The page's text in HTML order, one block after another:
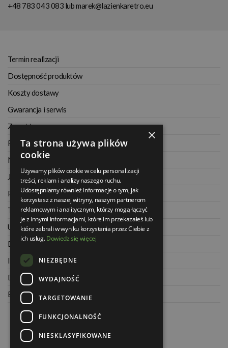
+48 783 043 083 lubmarek@lazienkaretro.eu
Termin realizacji
Dostępność produktów
Koszty dostawy
Gwarancja i serwis
Zwrot towaru
Regulamin
Najczęściej zadawane pytania
Jak kupować na raty
Polityka prywatności
Twoje zamówienia
Ustawienia konta
Dane kontaktowe
Informacje o firmie
Dla architektów
Blog
×
Ta strona używa plików
cookie
Używamy plików cookie w celu personalizacji
treści, reklam i analizy naszego ruchu.
Udostępniamy również informacje o tym, jak
korzystasz z naszej witryny, naszym partnerom
reklamowym i analitycznym, którzy mogą łączyć
je z innymi informacjami, które im przekazałeś lub
które zebrali w wyniku korzystania przez Ciebie z
ich usług.Dowiedz się więcej
NIEZBĘDNE
WYDAJNOŚĆ
TARGETOWANIE
FUNKCJONALNOŚĆ
NIESKLASYFIKOWANE